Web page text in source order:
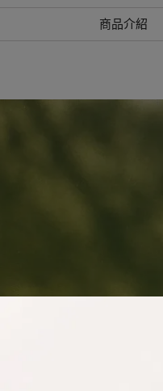
商品介紹